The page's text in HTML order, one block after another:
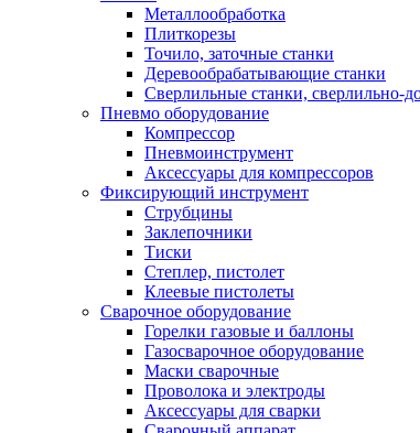
Металлообработка
Плиткорезы
Точило, заточные станки
Деревообрабатывающие станки
Сверлильные станки, сверлильно-
Пневмо оборудование
Компрессор
Пневмоинструмент
Аксессуары для компрессоров
Фиксирующий инструмент
Струбцины
Заклепочники
Тиски
Степлер, пистолет
Клеевые пистолеты
Сварочное оборудование
Горелки газовые и баллоны
Газосварочное оборудование
Маски сварочные
Проволока и электроды
Аксессуары для сварки